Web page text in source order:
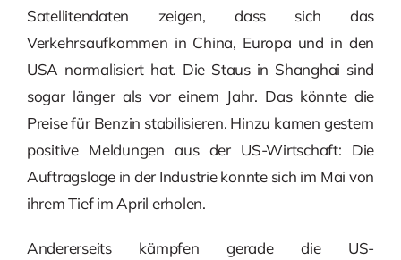
Satellitendaten zeigen, dass sich das
Verkehrsaufkommen in China, Europa und in den
USA normalisiert hat. Die Staus in Shanghai sind
sogar länger als vor einem Jahr. Das könnte die
Preise für Benzin stabilisieren. Hinzu kamen gestern
positive Meldungen aus der US-Wirtschaft: Die
Auftragslage in der Industrie konnte sich im Mai von
ihrem Tief im April erholen.
Andererseits kämpfen gerade die US-